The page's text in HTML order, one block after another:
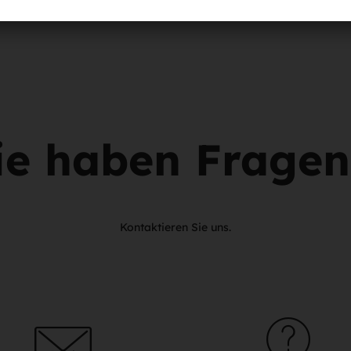
haben
Kontaktieren Sie uns.